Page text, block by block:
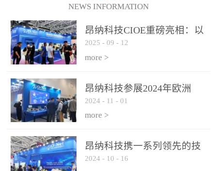
NEWS INFORMATION
昂纳科技CIOE重磅亮相：以
光通信创新引擎，驱动AI与
算力互联新时代
2025 - 09 - 12
more >
昂纳科技参展2024年欧洲
ECOC展会
2024 - 11 - 01
more >
昂纳科技携一系列领先的技
术平台和优秀产品参展2024
2024 - 10 - 16